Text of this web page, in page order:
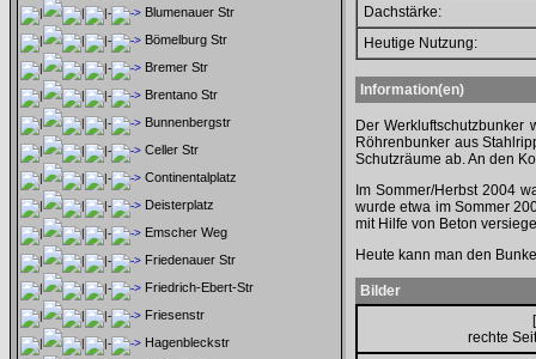
Blumenauer Str
Bömelburg Str
Bremer Str
Brentano Str
Bunnenbergstr
Celler Str
Continentalplatz
Deisterplatz
Emscher Weg
Friedenauer Str
Friedrich-Ebert-Str
Friesenstr
Hagenbleckstr
Dachstärke:
Heutige Nutzung:
Information(en)
Der
Röhrenbunker aus
Schutzräume ab. An den
Im Sommer/Herbst 2004
wurde etwa im Sommer
mit Hilfe von Beton
Heute kann man den
Bilder
[
rechte